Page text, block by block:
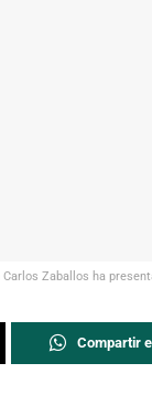
Carlos Zaballos ha
Compartir